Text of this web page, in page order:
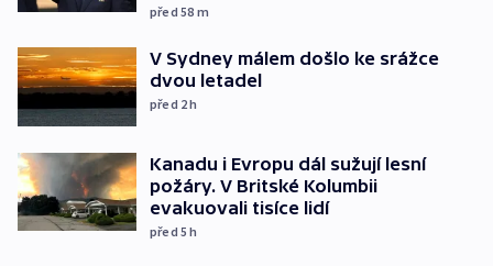
před 58 m
V Sydney málem došlo ke srážce
dvou letadel
před 2h
Kanadu i Evropu dál sužují lesní
požáry. V Britské Kolumbii
evakuovali tisíce lidí
před 5h